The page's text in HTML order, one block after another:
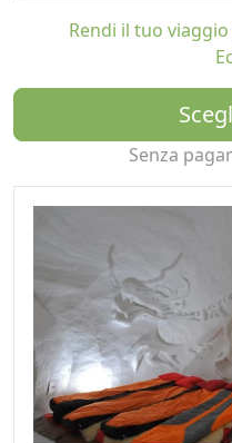
l'igloo, cena e
racchette da neve, il
Se si sceglie la Romatic
un'esperienza
idromassaggio privata e
Rendi il tuo
Senza